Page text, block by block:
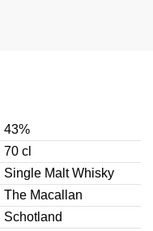
43%
70 cl
Single Malt Whisky
The Macallan
Schotland